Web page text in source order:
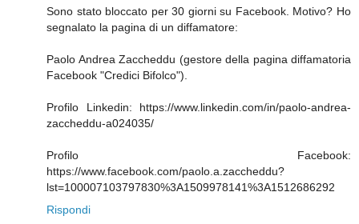
Sono stato bloccato per 30 giorni su Facebook. Motivo? Ho
segnalato la pagina di un diffamatore:
Paolo Andrea Zaccheddu (gestore della pagina diffamatoria
Facebook "Credici Bifolco").
Profilo Linkedin: https://www.linkedin.com/in/paolo-andrea-
zaccheddu-a024035/
Profilo Facebook:
https://www.facebook.com/paolo.a.zaccheddu?
lst=100007103797830%3A1509978141%3A1512686292
Rispondi